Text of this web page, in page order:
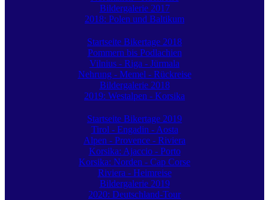
Bildergalerie 2017
2018: Polen und Baltikum
Startseite Bikertage 2018
Pommern bis Podlachien
Vilnius - Riga - Jürmala
Nehrung - Memel - Rückreise
Bildergalerie 2018
2019: Westalpen - Korsika
Startseite Bikertage 2019
Tirol - Engadin - Aosta
Alpen - Provence - Riviera
Korsika: Ajaccio - Porto
Korsika: Norden - Cap Corse
Riviera - Heimreise
Bildergalerie 2019
2020: Deutschland-Tour